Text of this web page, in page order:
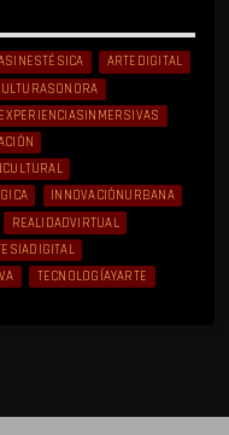
ARTEDIGITAL
EXPERIENCIASINMERSIVAS
INNOVACIÓNURBANA
REALIDADVIRTUAL
TECNOLOGÍAYARTE